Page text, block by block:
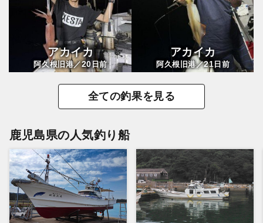
アカイカ
阿久根旧港／20日前
アカイカ
阿久根旧港／21 日前
全ての釣果を見る
鹿児島県の人気釣り船